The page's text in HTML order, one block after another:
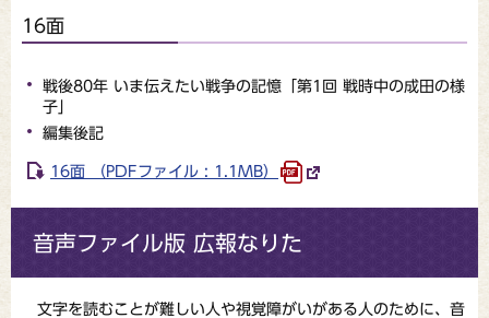
16面
戦後80年 いま伝えたい戦争の記憶「第1回 戦時中の成田の様
子」
編集後記
16面 （PDFファイル : 1.1MB）
音声ファイル版 広報なりた
文字を読むことが難しい人や視覚障がいがある人のために、音